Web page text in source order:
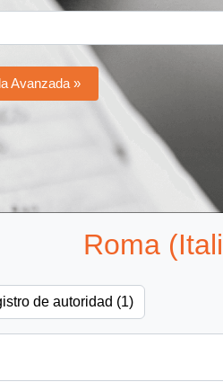
Avanzada »
Roma
de autoridad (1)